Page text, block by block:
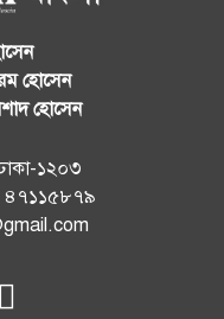
হোসেন
হোসেন
১২০৩
৪৭১১৫৮৭৯